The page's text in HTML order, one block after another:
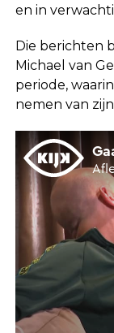
en in
Die berichten
Michael van
periode,
nemen van